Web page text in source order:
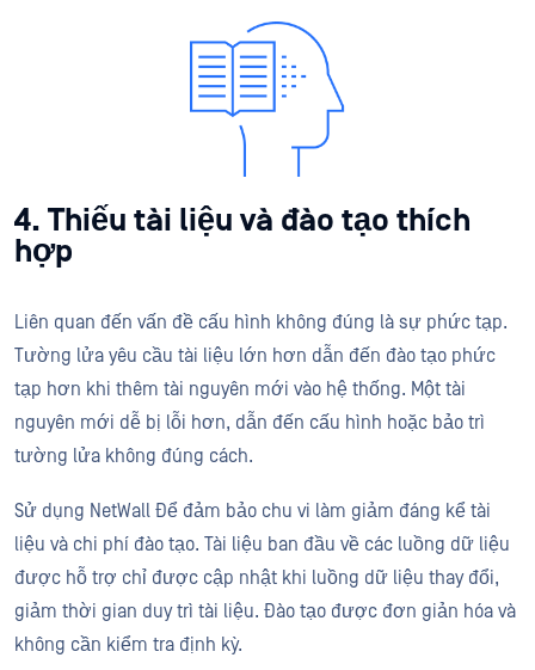
4. Thiếu tài liệu và đào tạo thích
hợp
Liên quan đến vấn đề cấu hình không đúng là sự phức tạp.
Tường lửa yêu cầu tài liệu lớn hơn dẫn đến đào tạo phức
tạp hơn khi thêm tài nguyên mới vào hệ thống. Một tài
nguyên mới dễ bị lỗi hơn, dẫn đến cấu hình hoặc bảo trì
tường lửa không đúng cách.
Sử dụng NetWall Để đảm bảo chu vi làm giảm đáng kể tài
liệu và chi phí đào tạo. Tài liệu ban đầu về các luồng dữ liệu
được hỗ trợ chỉ được cập nhật khi luồng dữ liệu thay đổi,
giảm thời gian duy trì tài liệu. Đào tạo được đơn giản hóa và
không cần kiểm tra định kỳ.